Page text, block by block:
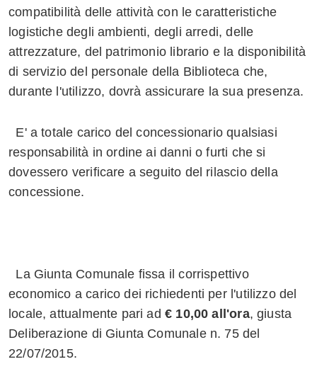
compatibilità delle attività con le caratteristiche
logistiche degli ambienti, degli arredi, delle
attrezzature, del patrimonio librario e la disponibilità
di servizio del personale della Biblioteca che,
durante l'utilizzo, dovrà assicurare la sua presenza.
E' a totale carico del concessionario qualsiasi
responsabilità in ordine ai danni o furti che si
dovessero verificare a seguito del rilascio della
concessione.
La Giunta Comunale fissa il corrispettivo
economico a carico dei richiedenti per l'utilizzo del
locale, attualmente pari ad€ 10,00 all'ora, giusta
Deliberazione di Giunta Comunale n. 75 del
22/07/2015.